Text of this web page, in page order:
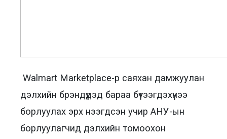
Walmart Marketplace-р саяхан дамжуулан
дэлхийн брэндүүдэд бараа бүтээгдэхүүнээ
борлуулах эрх нээгдсэн учир АНУ-ын
борлуулагчид дэлхийн томоохон